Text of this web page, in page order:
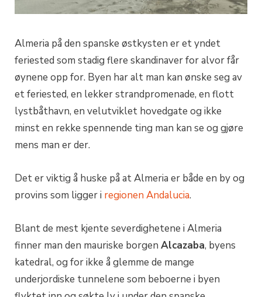
Almeria på den spanske østkysten er et yndet
feriested som stadig flere skandinaver for alvor får
øynene opp for. Byen har alt man kan ønske seg av
et feriested, en lekker strandpromenade, en flott
lystbåthavn, en velutviklet hovedgate og ikke
minst en rekke spennende ting man kan se og gjøre
mens man er der.
Det er viktig å huske på at Almeria er både en by og
provins som ligger i regionen Andalucia.
Blant de mest kjente severdighetene i Almeria
finner man den mauriske borgen Alcazaba, byens
katedral, og for ikke å glemme de mange
underjordiske tunnelene som beboerne i byen